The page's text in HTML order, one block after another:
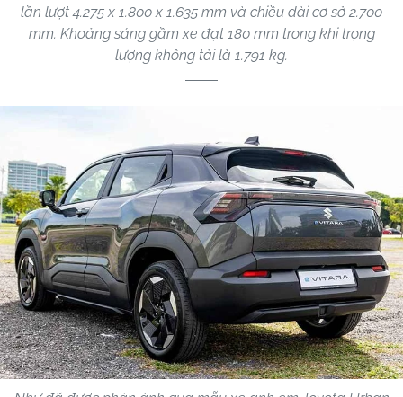
lần lượt 4.275 x 1.800 x 1.635 mm và chiều dài cơ sở 2.700
mm. Khoảng sáng gầm xe đạt 180 mm trong khi trọng
lượng không tải là 1.791 kg.